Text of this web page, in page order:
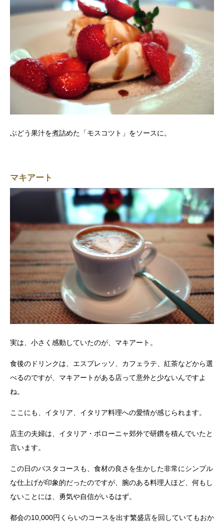
ぶどう果汁を煮詰めた「モスコツト」をソースに。
マキアート
実は、小さく感動していたのが、マキアート。
食後のドリンクは、エスプレッソ、カフェラテ、紅茶などから選
べるのですが、マキアートがある店って意外と少ないんですよ
ね。
ここにも、イタリア、イタリア料理への愛情が感じられます。
店主の夫婦は、イタリア・ボローニャ郊外で研鑽を積んでいたと
言います。
この日のパスタコースも、食材の良さを生かした非常にシンプル
な仕上げが印象的だったのですが、腕のある料理人ほど、何もし
ないことには、勇気や自信がいるはず。
都会の10,000円くらいのコースを出す繁盛店を回していてもおか